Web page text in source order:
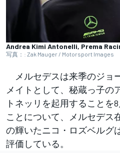
Andrea Kimi Antonelli, Prema
写真：: Zak Mauger / Motorsport Images
メルセデスは来季のジョ
メイトとして、秘蔵っ子の
トネッリを起用することを
ことについて、メルセデス
の輝いたニコ・ロズベルグ
評価している。